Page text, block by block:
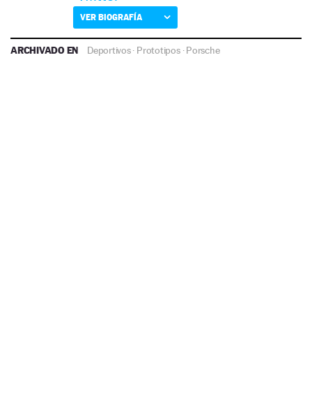
VER BIOGRAFÍA
ARCHIVADO EN Deportivos· Prototipos·Porsche